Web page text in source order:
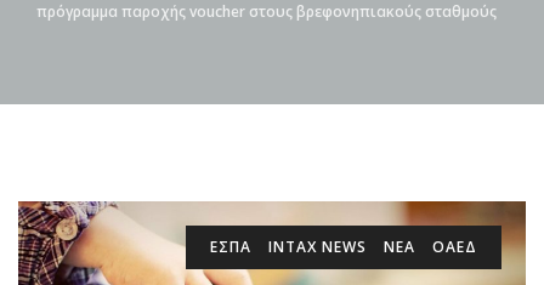
πρόγραμμα παροχής voucher στους βρεφονηπιακούς σταθμούς
ΕΣΠΑ INTAX NEWS ΝΕΑ ΟΑΕΔ